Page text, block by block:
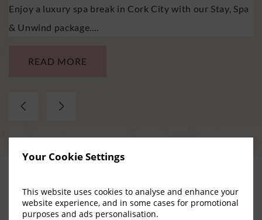
Your Cookie Settings
This website uses cookies to analyse and enhance your
website experience, and in some cases for promotional
purposes and ads personalisation.
City this Autumn or…
Erlebnisse &